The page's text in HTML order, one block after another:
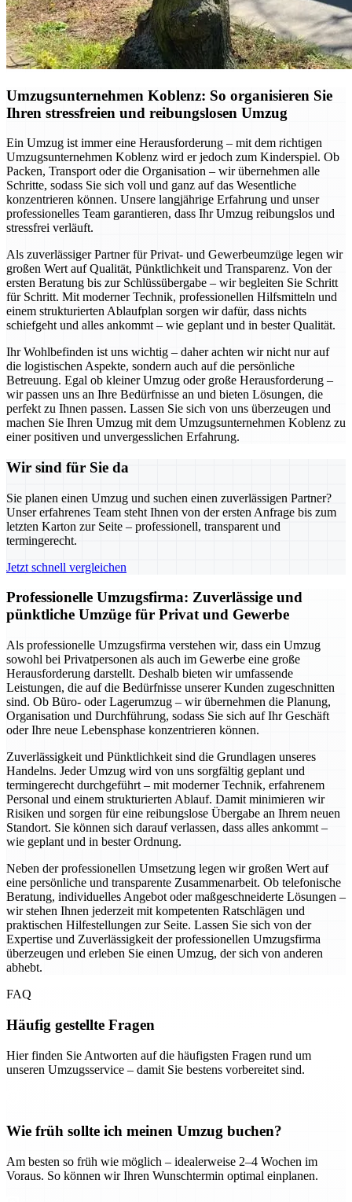
Umzugsunternehmen Koblenz: So organisieren Sie
Ihren stressfreien und reibungslosen Umzug
Ein Umzug ist immer eine Herausforderung – mit dem richtigen
Umzugsunternehmen Koblenz wird er jedoch zum Kinderspiel. Ob
Packen, Transport oder die Organisation – wir übernehmen alle
Schritte, sodass Sie sich voll und ganz auf das Wesentliche
konzentrieren können. Unsere langjährige Erfahrung und unser
professionelles Team garantieren, dass Ihr Umzug reibungslos und
stressfrei verläuft.
Als zuverlässiger Partner für Privat- und Gewerbeumzüge legen wir
großen Wert auf Qualität, Pünktlichkeit und Transparenz. Von der
ersten Beratung bis zur Schlüssübergabe – wir begleiten Sie Schritt
für Schritt. Mit moderner Technik, professionellen Hilfsmitteln und
einem strukturierten Ablaufplan sorgen wir dafür, dass nichts
schiefgeht und alles ankommt – wie geplant und in bester Qualität.
Ihr Wohlbefinden ist uns wichtig – daher achten wir nicht nur auf
die logistischen Aspekte, sondern auch auf die persönliche
Betreuung. Egal ob kleiner Umzug oder große Herausforderung –
wir passen uns an Ihre Bedürfnisse an und bieten Lösungen, die
perfekt zu Ihnen passen. Lassen Sie sich von uns überzeugen und
machen Sie Ihren Umzug mit dem Umzugsunternehmen Koblenz zu
einer positiven und unvergesslichen Erfahrung.
Wir sind für Sie da
Sie planen einen Umzug und suchen einen zuverlässigen Partner?
Unser erfahrenes Team steht Ihnen von der ersten Anfrage bis zum
letzten Karton zur Seite – professionell, transparent und
termingerecht.
Jetzt schnell vergleichen
Professionelle Umzugsfirma: Zuverlässige und
pünktliche Umzüge für Privat und Gewerbe
Als professionelle Umzugsfirma verstehen wir, dass ein Umzug
sowohl bei Privatpersonen als auch im Gewerbe eine große
Herausforderung darstellt. Deshalb bieten wir umfassende
Leistungen, die auf die Bedürfnisse unserer Kunden zugeschnitten
sind. Ob Büro- oder Lagerumzug – wir übernehmen die Planung,
Organisation und Durchführung, sodass Sie sich auf Ihr Geschäft
oder Ihre neue Lebensphase konzentrieren können.
Zuverlässigkeit und Pünktlichkeit sind die Grundlagen unseres
Handelns. Jeder Umzug wird von uns sorgfältig geplant und
termingerecht durchgeführt – mit moderner Technik, erfahrenem
Personal und einem strukturierten Ablauf. Damit minimieren wir
Risiken und sorgen für eine reibungslose Übergabe an Ihrem neuen
Standort. Sie können sich darauf verlassen, dass alles ankommt –
wie geplant und in bester Ordnung.
Neben der professionellen Umsetzung legen wir großen Wert auf
eine persönliche und transparente Zusammenarbeit. Ob telefonische
Beratung, individuelles Angebot oder maßgeschneiderte Lösungen –
wir stehen Ihnen jederzeit mit kompetenten Ratschlägen und
praktischen Hilfestellungen zur Seite. Lassen Sie sich von der
Expertise und Zuverlässigkeit der professionellen Umzugsfirma
überzeugen und erleben Sie einen Umzug, der sich von anderen
abhebt.
FAQ
Häufig gestellte Fragen
Hier finden Sie Antworten auf die häufigsten Fragen rund um
unseren Umzugsservice – damit Sie bestens vorbereitet sind.
Wie früh sollte ich meinen Umzug buchen?
Am besten so früh wie möglich – idealerweise 2–4 Wochen im
Voraus. So können wir Ihren Wunschtermin optimal einplanen.